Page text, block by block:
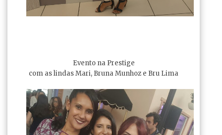
Evento na Prestige
com as lindas Mari, Bruna Munhoz e Bru Lima